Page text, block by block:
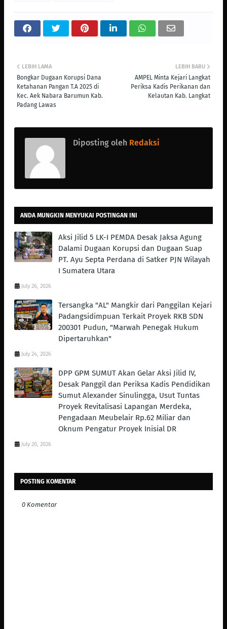
LEBIH BARU
AMPEL Minta Kejari Langkat
Periksa Kadis Perikanan dan
Kelautan Kab. Langkat
LEBIH LAMA
Bongkar Dugaan Korupsi Dana
Ketahanan Pangan T.A 2025 di
Kec. Aek Nabara Barumun Kab.
Padang Lawas
Diposting oleh Redaksi
ANDA MUNGKIN MENYUKAI POSTINGAN INI
Aksi Jilid 5 LK-I PEMDA Desak Jaksa Agung
Dalami Dugaan Korupsi dan Dugaan Suap
PT. Ayu Septa Perdana di Satker PJN Wilayah
I Sumatera Utara
July 26, 2026
Tersangka "AL" Mangkir dari Panggilan Kejari
Padangsidimpuan Terkait Proyek RKB SDN
200301 Pudun, "Marwah Penegak Hukum
Dipertaruhkan"
July 24, 2026
DPP GPM SUMUT Akan Gelar Aksi Jilid IV,
Desak Panggil dan Periksa Kadis Pendidikan
Sumut Alexander Sinulingga, Usut Tuntas
Proyek Revitalisasi Lapangan Merdeka,
Pengadaan Meubelair Rp.62 Miliar dan
Oknum Pengatur Proyek Inisial DR
July 20, 2026
POSTING KOMENTAR
0 Komentar